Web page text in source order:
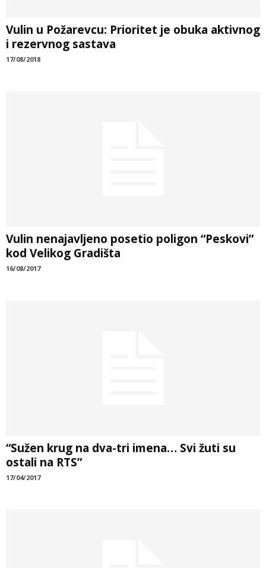
Vulin u Požarevcu: Prioritet je obuka aktivnog
i rezervnog sastava
17/08/2018
Vulin nenajavljeno posetio poligon “Peskovi”
kod Velikog Gradišta
16/08/2017
“Sužen krug na dva-tri imena… Svi žuti su
ostali na RTS”
17/04/2017